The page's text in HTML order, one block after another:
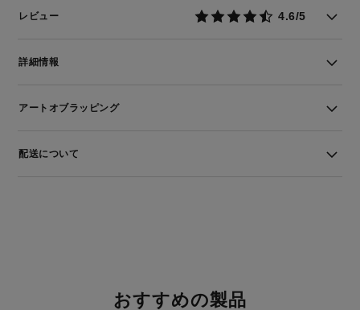
レビュー 4.6/5
詳細情報
アートオブラッピング
配送について
おすすめの製品